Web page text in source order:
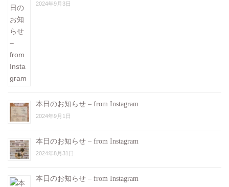
2024年9月3日
本日のお知らせ – from Instagram
2024年9月1日
本日のお知らせ – from Instagram
2024年8月31日
本日のお知らせ – from Instagram